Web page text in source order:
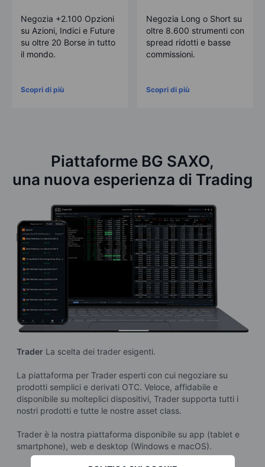
Negozia +2.100 Opzioni
su Azioni, Indici e Future
su oltre 20 Borse in tutto
il mondo.
Scopri di più
Negozia Long o Short su
oltre 8.600 strumenti con
spread ridotti e basse
commissioni.
Scopri di più
Piattaforme BG SAXO,
una nuova esperienza di Trading
Trader La scelta dei trader esigenti.
La piattaforma per Trader esperti con cui negoziare su
prodotti semplici e derivati OTC. Veloce, affidabile e
disponibile su molteplici dispositivi, Trader supporta tutti i
nostri prodotti e tutte le nostre asset class.
Trader è la nostra piattaforma disponibile su app (tablet e
smartphone), web e desktop (Windows e macOS).